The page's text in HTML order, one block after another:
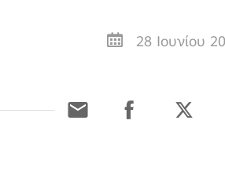
28 Ιουνίου